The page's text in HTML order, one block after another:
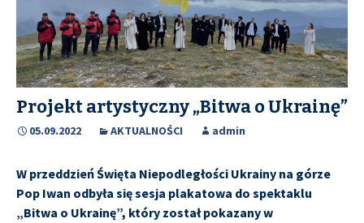
Projekt artystyczny „Bitwa o Ukrainę”
05.09.2022 AKTUALNOŚCI admin
W przeddzień Święta Niepodległości Ukrainy na górze
Pop Iwan odbyła się sesja plakatowa do spektaklu
„Bitwa o Ukrainę”, który został pokazany w